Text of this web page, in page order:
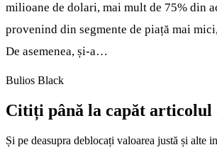
milioane de dolari, mai mult de 75% din
provenind din segmente de piață mai
De asemenea, și-a…
Bulios Black
Citiți până la capăt articolul
Și pe deasupra deblocați valoarea justă și alte